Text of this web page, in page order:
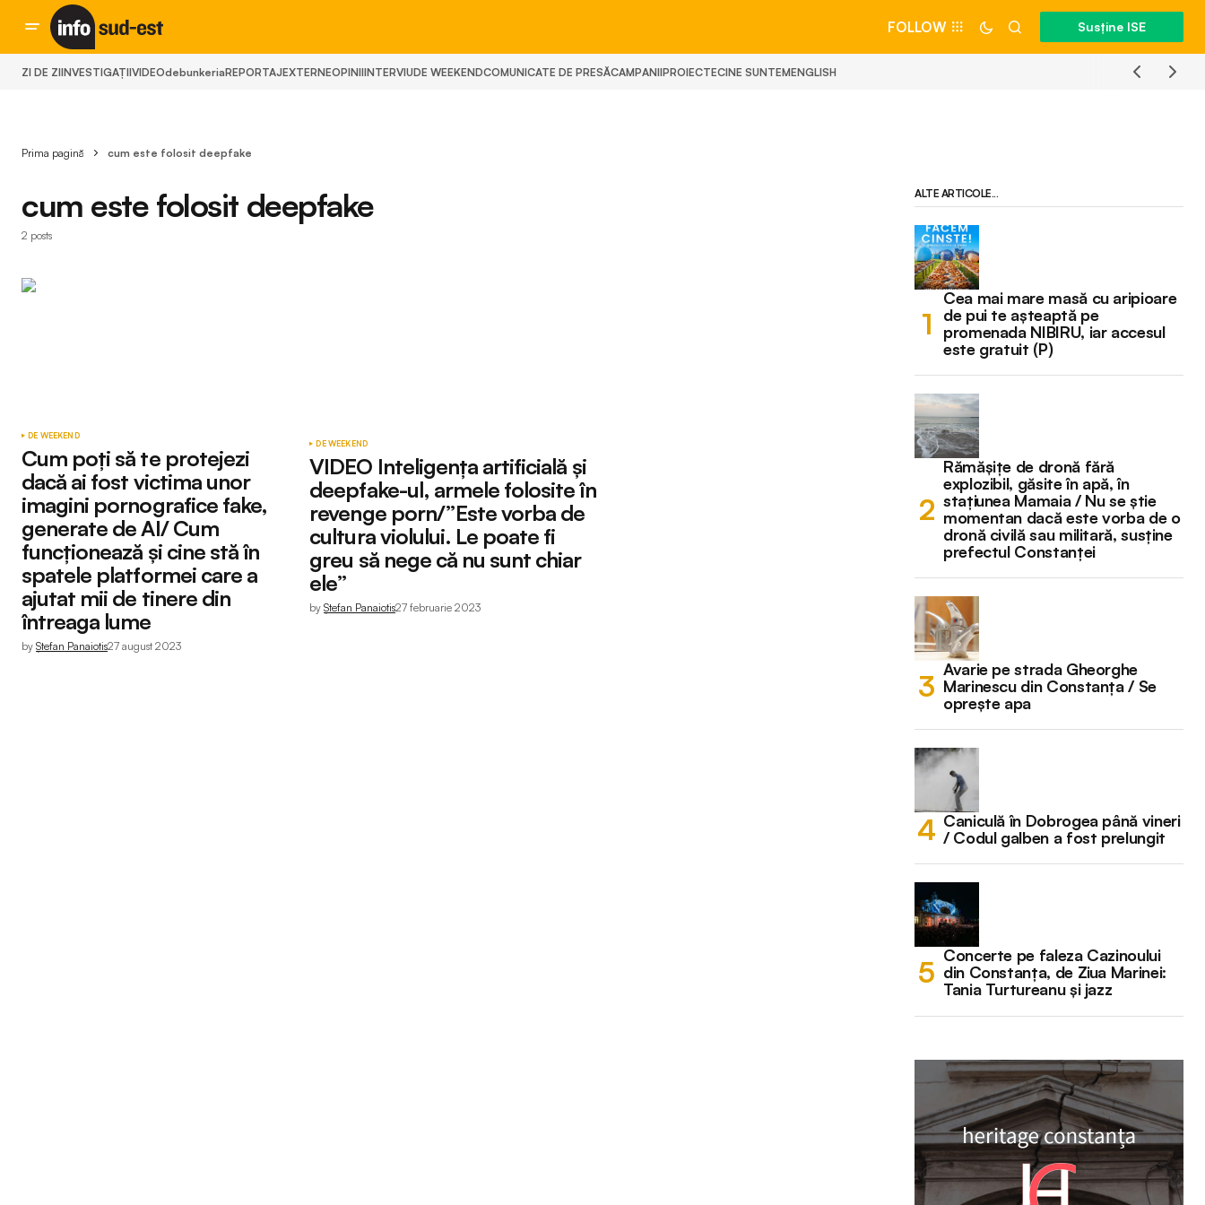
FOLLOW Susține ISE
ZI DE ZIINVESTIGAȚIIVIDEOdebunkeriaREPORTAJEXTERNEOPINIIINTERVIUDE WEEKENDCOMUNICATE DE PRESĂCAMPANIIPROIECTECINE SUNTEMENGLISH
Prima pagină cum este folosit deepfake
cum este folosit deepfake
2 posts
DE WEEKEND
Cum poți să te protejezi
dacă ai fost victima unor
imagini pornografice fake,
generate de AI/ Cum
funcționează și cine stă în
spatele platformei care a
ajutat mii de tinere din
întreaga lume
by Ștefan Panaiotis27 august 2023
DE WEEKEND
VIDEO Inteligența artificială și
deepfake-ul, armele folosite în
revenge porn/”Este vorba de
cultura violului. Le poate fi
greu să nege că nu sunt chiar
ele”
by Ștefan Panaiotis27 februarie 2023
ALTE ARTICOLE...
Cea mai mare masă cu aripioare
de pui te așteaptă pe
promenada NIBIRU, iar accesul
este gratuit (P)
Rămășițe de dronă fără
explozibil, găsite în apă, în
stațiunea Mamaia / Nu se știe
momentan dacă este vorba de o
dronă civilă sau militară, susține
prefectul Constanței
Avarie pe strada Gheorghe
Marinescu din Constanța / Se
oprește apa
Caniculă în Dobrogea până vineri
/ Codul galben a fost prelungit
Concerte pe faleza Cazinoului
din Constanța, de Ziua Marinei:
Tania Turtureanu și jazz